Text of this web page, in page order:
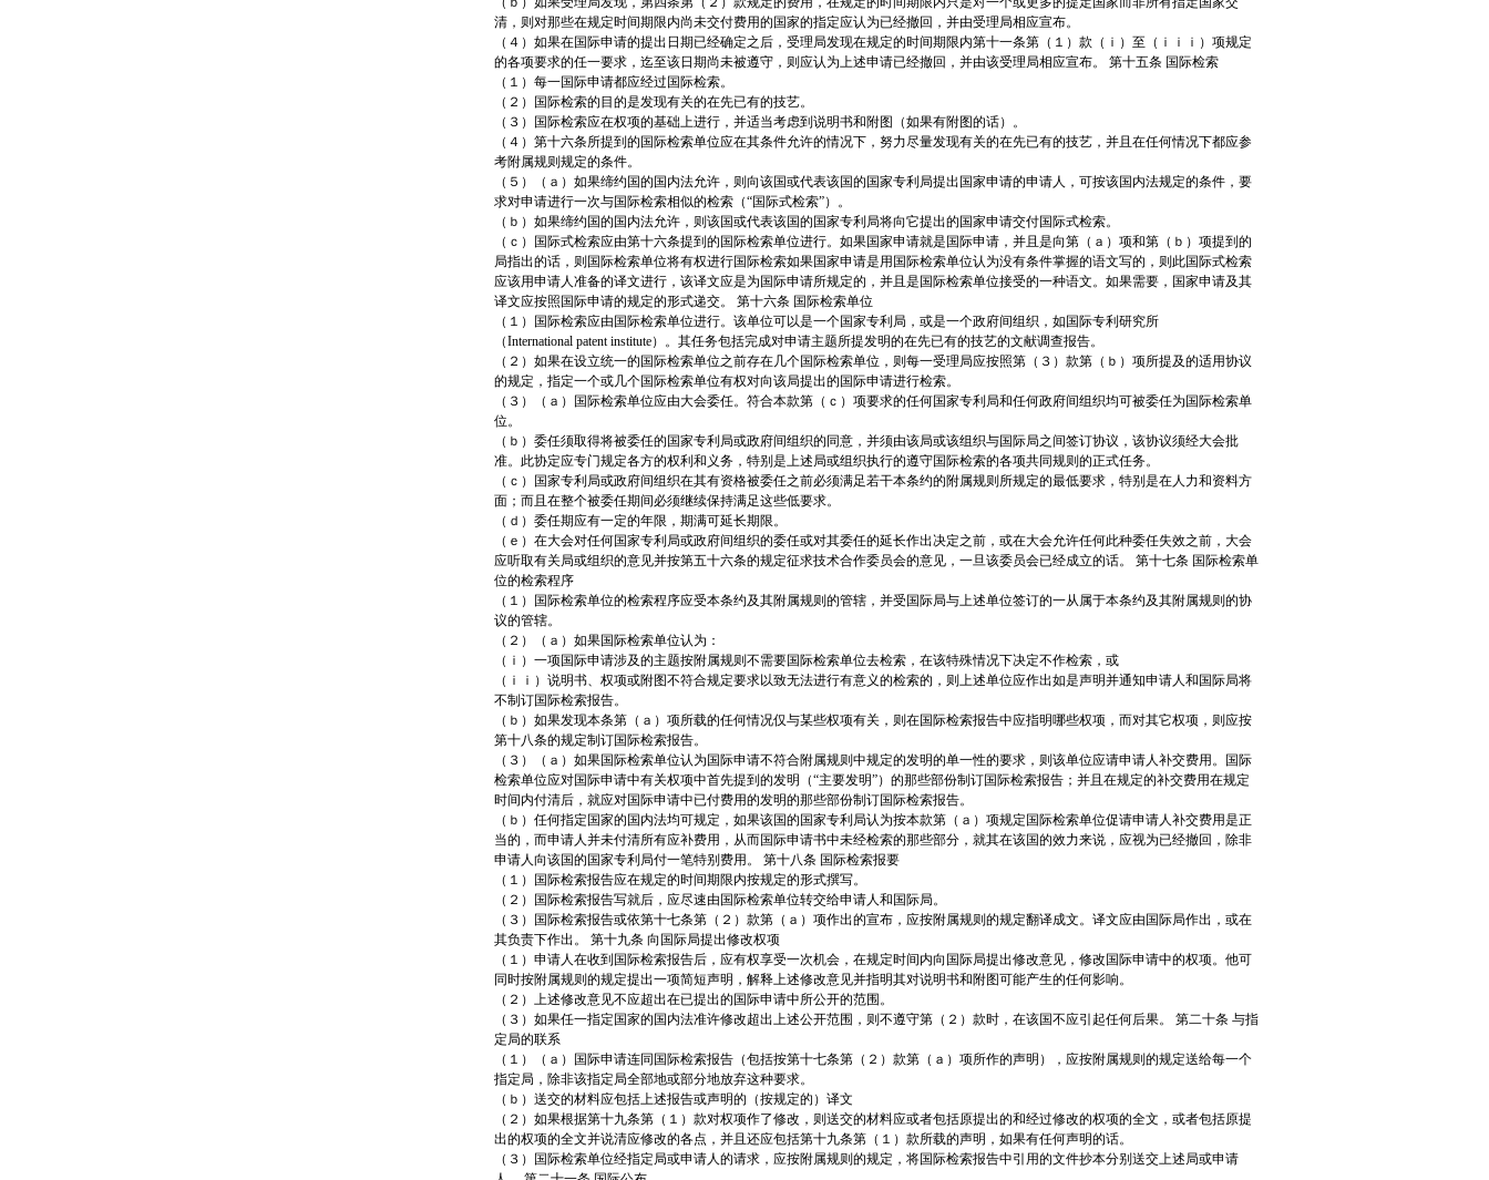
清，则对那些在规定时间期限内尚未交付费用的国家的指定应认为已经撤回，并由受理局相应宣布。
（４）如果在国际申请的提出日期已经确定之后，受理局发现在规定的时间期限内第十一条第（１）款（ｉ）至（ｉｉｉ）项规定
的各项要求的任一要求，迄至该日期尚未被遵守，则应认为上述申请已经撤回，并由该受理局相应宣布。 第十五条 国际检索
（１）每一国际申请都应经过国际检索。
（２）国际检索的目的是发现有关的在先已有的技艺。
（３）国际检索应在权项的基础上进行，并适当考虑到说明书和附图（如果有附图的话）。
（４）第十六条所提到的国际检索单位应在其条件允许的情况下，努力尽量发现有关的在先已有的技艺，并且在任何情况下都应参
考附属规则规定的条件。
（５）（ａ）如果缔约国的国内法允许，则向该国或代表该国的国家专利局提出国家申请的申请人，可按该国内法规定的条件，要
求对申请进行一次与国际检索相似的检索（“国际式检索”）。
（ｂ）如果缔约国的国内法允许，则该国或代表该国的国家专利局将向它提出的国家申请交付国际式检索。
（ｃ）国际式检索应由第十六条提到的国际检索单位进行。如果国家申请就是国际申请，并且是向第（ａ）项和第（ｂ）项提到的
局指出的话，则国际检索单位将有权进行国际检索如果国家申请是用国际检索单位认为没有条件掌握的语文写的，则此国际式检索
应该用申请人准备的译文进行，该译文应是为国际申请所规定的，并且是国际检索单位接受的一种语文。如果需要，国家申请及其
译文应按照国际申请的规定的形式递交。 第十六条 国际检索单位
（１）国际检索应由国际检索单位进行。该单位可以是一个国家专利局，或是一个政府间组织，如国际专利研究所
（International patent institute）。其任务包括完成对申请主题所提发明的在先已有的技艺的文献调查报告。
（２）如果在设立统一的国际检索单位之前存在几个国际检索单位，则每一受理局应按照第（３）款第（ｂ）项所提及的适用协议
的规定，指定一个或几个国际检索单位有权对向该局提出的国际申请进行检索。
（３）（ａ）国际检索单位应由大会委任。符合本款第（ｃ）项要求的任何国家专利局和任何政府间组织均可被委任为国际检索单
位。
（ｂ）委任须取得将被委任的国家专利局或政府间组织的同意，并须由该局或该组织与国际局之间签订协议，该协议须经大会批
准。此协定应专门规定各方的权利和义务，特别是上述局或组织执行的遵守国际检索的各项共同规则的正式任务。
（ｃ）国家专利局或政府间组织在其有资格被委任之前必须满足若干本条约的附属规则所规定的最低要求，特别是在人力和资料方
面；而且在整个被委任期间必须继续保持满足这些低要求。
（ｄ）委任期应有一定的年限，期满可延长期限。
（ｅ）在大会对任何国家专利局或政府间组织的委任或对其委任的延长作出决定之前，或在大会允许任何此种委任失效之前，大会
应听取有关局或组织的意见并按第五十六条的规定征求技术合作委员会的意见，一旦该委员会已经成立的话。 第十七条 国际检索单
位的检索程序
（１）国际检索单位的检索程序应受本条约及其附属规则的管辖，并受国际局与上述单位签订的一从属于本条约及其附属规则的协
议的管辖。
（２）（ａ）如果国际检索单位认为：
（ｉ）一项国际申请涉及的主题按附属规则不需要国际检索单位去检索，在该特殊情况下决定不作检索，或
（ｉｉ）说明书、权项或附图不符合规定要求以致无法进行有意义的检索的，则上述单位应作出如是声明并通知申请人和国际局将
不制订国际检索报告。
（ｂ）如果发现本条第（ａ）项所载的任何情况仅与某些权项有关，则在国际检索报告中应指明哪些权项，而对其它权项，则应按
第十八条的规定制订国际检索报告。
（３）（ａ）如果国际检索单位认为国际申请不符合附属规则中规定的发明的单一性的要求，则该单位应请申请人补交费用。国际
检索单位应对国际申请中有关权项中首先提到的发明（“主要发明”）的那些部份制订国际检索报告；并且在规定的补交费用在规定
时间内付清后，就应对国际申请中已付费用的发明的那些部份制订国际检索报告。
（ｂ）任何指定国家的国内法均可规定，如果该国的国家专利局认为按本款第（ａ）项规定国际检索单位促请申请人补交费用是正
当的，而申请人并未付清所有应补费用，从而国际申请书中未经检索的那些部分，就其在该国的效力来说，应视为已经撤回，除非
申请人向该国的国家专利局付一笔特别费用。 第十八条 国际检索报要
（１）国际检索报告应在规定的时间期限内按规定的形式撰写。
（２）国际检索报告写就后，应尽速由国际检索单位转交给申请人和国际局。
（３）国际检索报告或依第十七条第（２）款第（ａ）项作出的宣布，应按附属规则的规定翻译成文。译文应由国际局作出，或在
其负责下作出。 第十九条 向国际局提出修改权项
（１）申请人在收到国际检索报告后，应有权享受一次机会，在规定时间内向国际局提出修改意见，修改国际申请中的权项。他可
同时按附属规则的规定提出一项简短声明，解释上述修改意见并指明其对说明书和附图可能产生的任何影响。
（２）上述修改意见不应超出在已提出的国际申请中所公开的范围。
（３）如果任一指定国家的国内法准许修改超出上述公开范围，则不遵守第（２）款时，在该国不应引起任何后果。 第二十条 与指
定局的联系
（１）（ａ）国际申请连同国际检索报告（包括按第十七条第（２）款第（ａ）项所作的声明），应按附属规则的规定送给每一个
指定局，除非该指定局全部地或部分地放弃这种要求。
（ｂ）送交的材料应包括上述报告或声明的（按规定的）译文
（２）如果根据第十九条第（１）款对权项作了修改，则送交的材料应或者包括原提出的和经过修改的权项的全文，或者包括原提
出的权项的全文并说清应修改的各点，并且还应包括第十九条第（１）款所载的声明，如果有任何声明的话。
（３）国际检索单位经指定局或申请人的请求，应按附属规则的规定，将国际检索报告中引用的文件抄本分别送交上述局或申请